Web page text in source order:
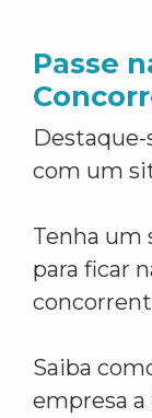
Passe
Destaque-
com um
Tenha
para ficar
Saiba
empresa